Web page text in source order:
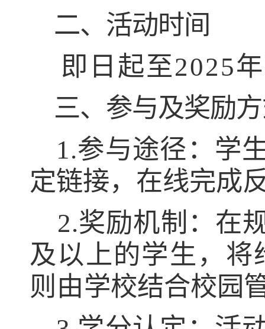
二、活动时间
即日起至2025
三、参与及奖励
1.参与途径：学
定链接，在线完成
2.奖励机制：在
及以上的学生，将
则由学校结合校园